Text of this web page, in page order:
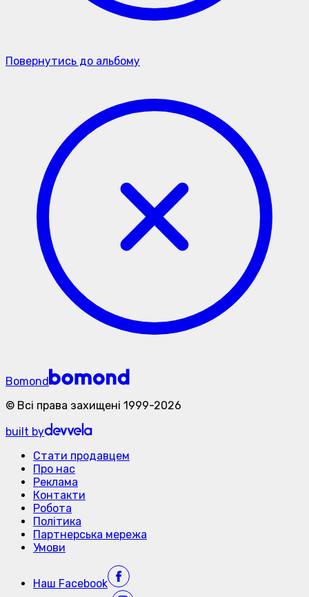
Повернутись до альбому
Bomond
© Всі права захищені 1999-2026
built by
Стати продавцем
Про нас
Реклама
Контакти
Робота
Політика
Партнерська мережа
Умови
Наш Facebook